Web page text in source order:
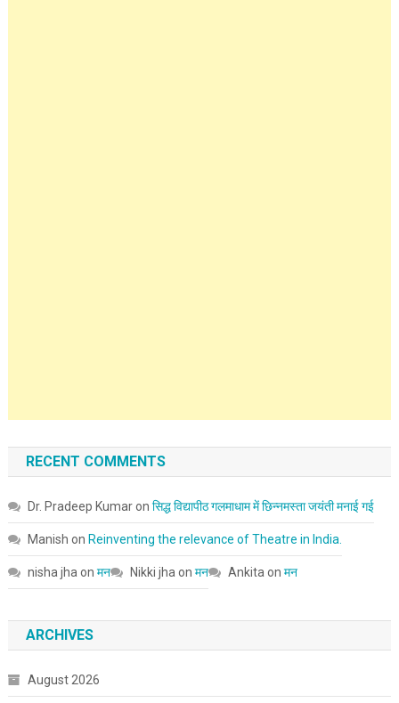
RECENT COMMENTS
Dr. Pradeep Kumaron सिद्ध विद्यापीठ गलमाधाम में छिन्नमस्ता जयंती मनाई गई
Manish on Reinventing the relevance of Theatre in India.
nisha jhaon मन Nikki jhaon मन Ankitaon मन
ARCHIVES
August 2026